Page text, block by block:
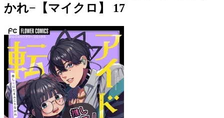
かれ−【マイクロ】 17